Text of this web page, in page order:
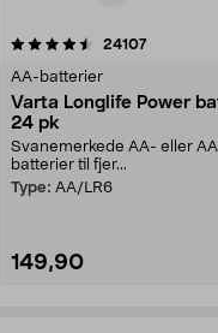
24107
AA-batterier
Varta Longlife Power
24 pk
Svanemerkede AA- eller
batterier til fjer...
Type: AA/LR6
149,90
4.5av 5 stjerner